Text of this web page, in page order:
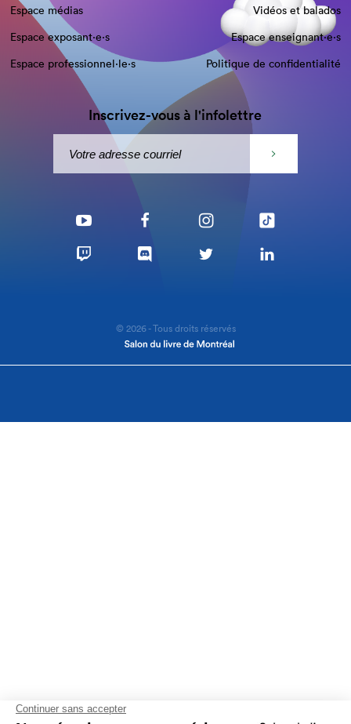
Espace médias
Vidéos et balados
Espace exposant·e⋅s
Espace enseignant·e⋅s
Espace professionnel·le⋅s
Politique de confidentialité
Inscrivez-vous à l'infolettre
© 2026 - Tous droits réservés